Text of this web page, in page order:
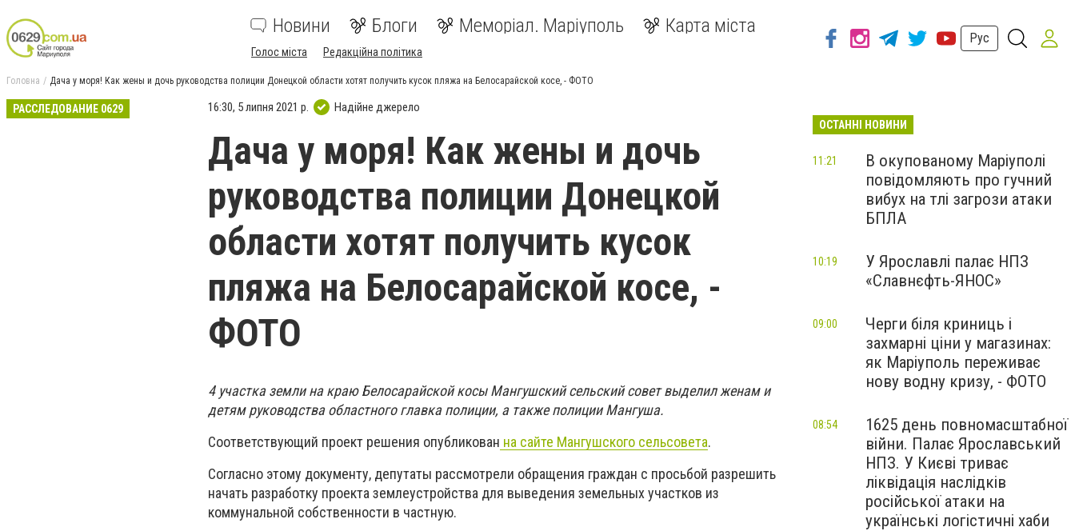
Новини Блоги Меморіал. Маріуполь Карта міста
Голос міста Редакційна політика
Рус
Головна Дача у моря! Как жены и дочь руководства полиции Донецкой области хотят получить кусок пляжа на Белосарайской косе, - ФОТО
РАССЛЕДОВАНИЕ 0629 16:30, 5 липня 2021 р. Надійне джерело
Дача у моря! Как жены и дочь
руководства полиции Донецкой
области хотят получить кусок
пляжа на Белосарайской косе, -
ФОТО
4 участка земли на краю Белосарайской косы Мангушский сельский совет выделил женам и
детям руководства областного главка полиции, а также полиции Мангуша.
Соответствующий проект решения опубликован на сайте Мангушского сельсовета.
Согласно этому документу, депутаты рассмотрели обращения граждан с просьбой разрешить
начать разработку проекта землеустройства для выведения земельных участков из
коммунальной собственности в частную.
ОСТАННІ НОВИНИ
В окупованому Маріуполі
повідомляють про гучний
вибух на тлі загрози атаки
БПЛА
11:21
У Ярославлі палає НПЗ
«Славнєфть-ЯНОС»
10:19
Черги біля криниць і
захмарні ціни у магазинах:
як Маріуполь переживає
нову водну кризу, - ФОТО
09:00
1625 день повномасштабної
війни. Палає Ярославський
НПЗ. У Києві триває
ліквідація наслідків
російської атаки на
українські логістичні хаби
08:54